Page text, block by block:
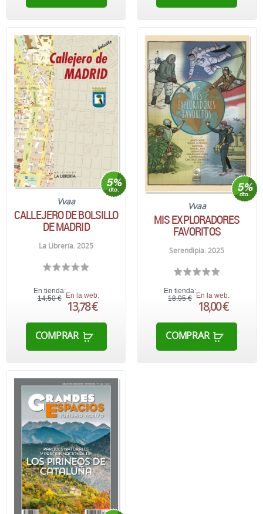
Vvaa
CALLEJERO DE BOLSILLO
DE MADRID
La Librería. 2025
En tienda:
14,50 € En la web:
13,78 €
COMPRAR
Vvaa
MIS EXPLORADORES
FAVORITOS
Serendipia. 2025
En tienda:
18,95 € En la web:
18,00 €
COMPRAR